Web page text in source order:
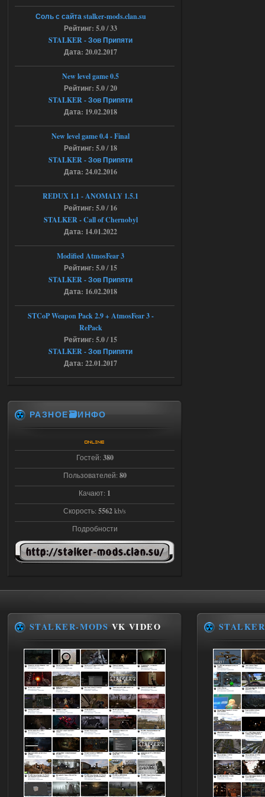
https://rutube.ru/video/50be34
6a53045b746b6f2d80812029a
3/?r=plemwd
Ответить ➤
04.08.2026
Объединенный Пак 2 + OGSR +
STCoP WP 3.4
Stalker-Mods-Clan-su
Доступно только для пользователей
04.08.2026
Объединенный Пак 2 + OGSR +
STCoP WP 3.4
andreyforest1993
там есть опция расшириные
анимации нпс, я поставил
галочку но толку ноль, ни каких
анимаций нет, может это что-то другое,
не известно, больше нет ни каких таких
кнопок по поводу анимаций
Последний рассвет - Эпизод 1
Stalker-Mods-Clan-su
Доступно только для пользователей
STCoP WP 3.4
Stalker-Mods-Clan-su
Объединенный Пак 2 + OGSR +
STCoP WP 3.4
21:22
andreyforest1993
Здравствуйте, почему не
трелере?
ANOMALY ※ MEDIUM 7.0
19:14
Stalker-Mods-Clan-su
Доступно только для пользователей
Ответить ➤
03.08.2026
Improved Weapon Pack (I.W.P.) - UPD
30.12.25
11:00
Stalker-Mods-Clan-su
Глобальный патч от
31.07.2026.
Соль с сайта stalker-mods.clan.su
Рейтинг: 5.0 / 33
STALKER - Зов Припяти
Дата: 20.02.2017
New level game 0.5
Рейтинг: 5.0 / 20
STALKER - Зов Припяти
Дата: 19.02.2018
New level game 0.4 - Final
Рейтинг: 5.0 / 18
STALKER - Зов Припяти
Дата: 24.02.2016
REDUX 1.1​​​​​​​ - ANOMALY 1.5.1
Рейтинг: 5.0 / 16
STALKER - Call of Chernobyl
Дата: 14.01.2022
Modified AtmosFear 3
Рейтинг: 5.0 / 15
STALKER - Зов Припяти
Дата: 16.02.2018
STCoP Weapon Pack 2.9 + AtmosFear 3 -
RePack
Рейтинг: 5.0 / 15
STALKER - Зов Припяти
Дата: 22.01.2017
РАЗНОЕ🗃️ИНФО
Гостей: 380
Пользователей: 80
Качают: 1
Скорость: 5562kb/s
Подробности
STALKER-MODS VK VIDEO